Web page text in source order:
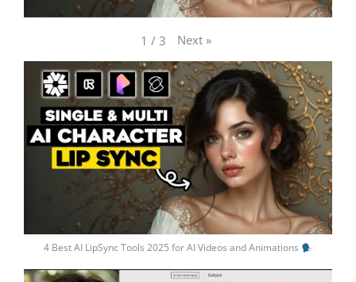
1 / 3 Next »
4 Best AI LipSync Tools 2025 for AI Videos and Animations